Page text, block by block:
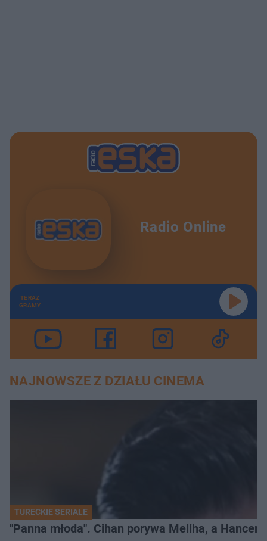
Radio Online
TERAZ
GRAMY
NAJNOWSZE Z DZIAŁU CINEMA
TURECKIE SERIALE
"Panna młoda". Cihan porywa Meliha, a